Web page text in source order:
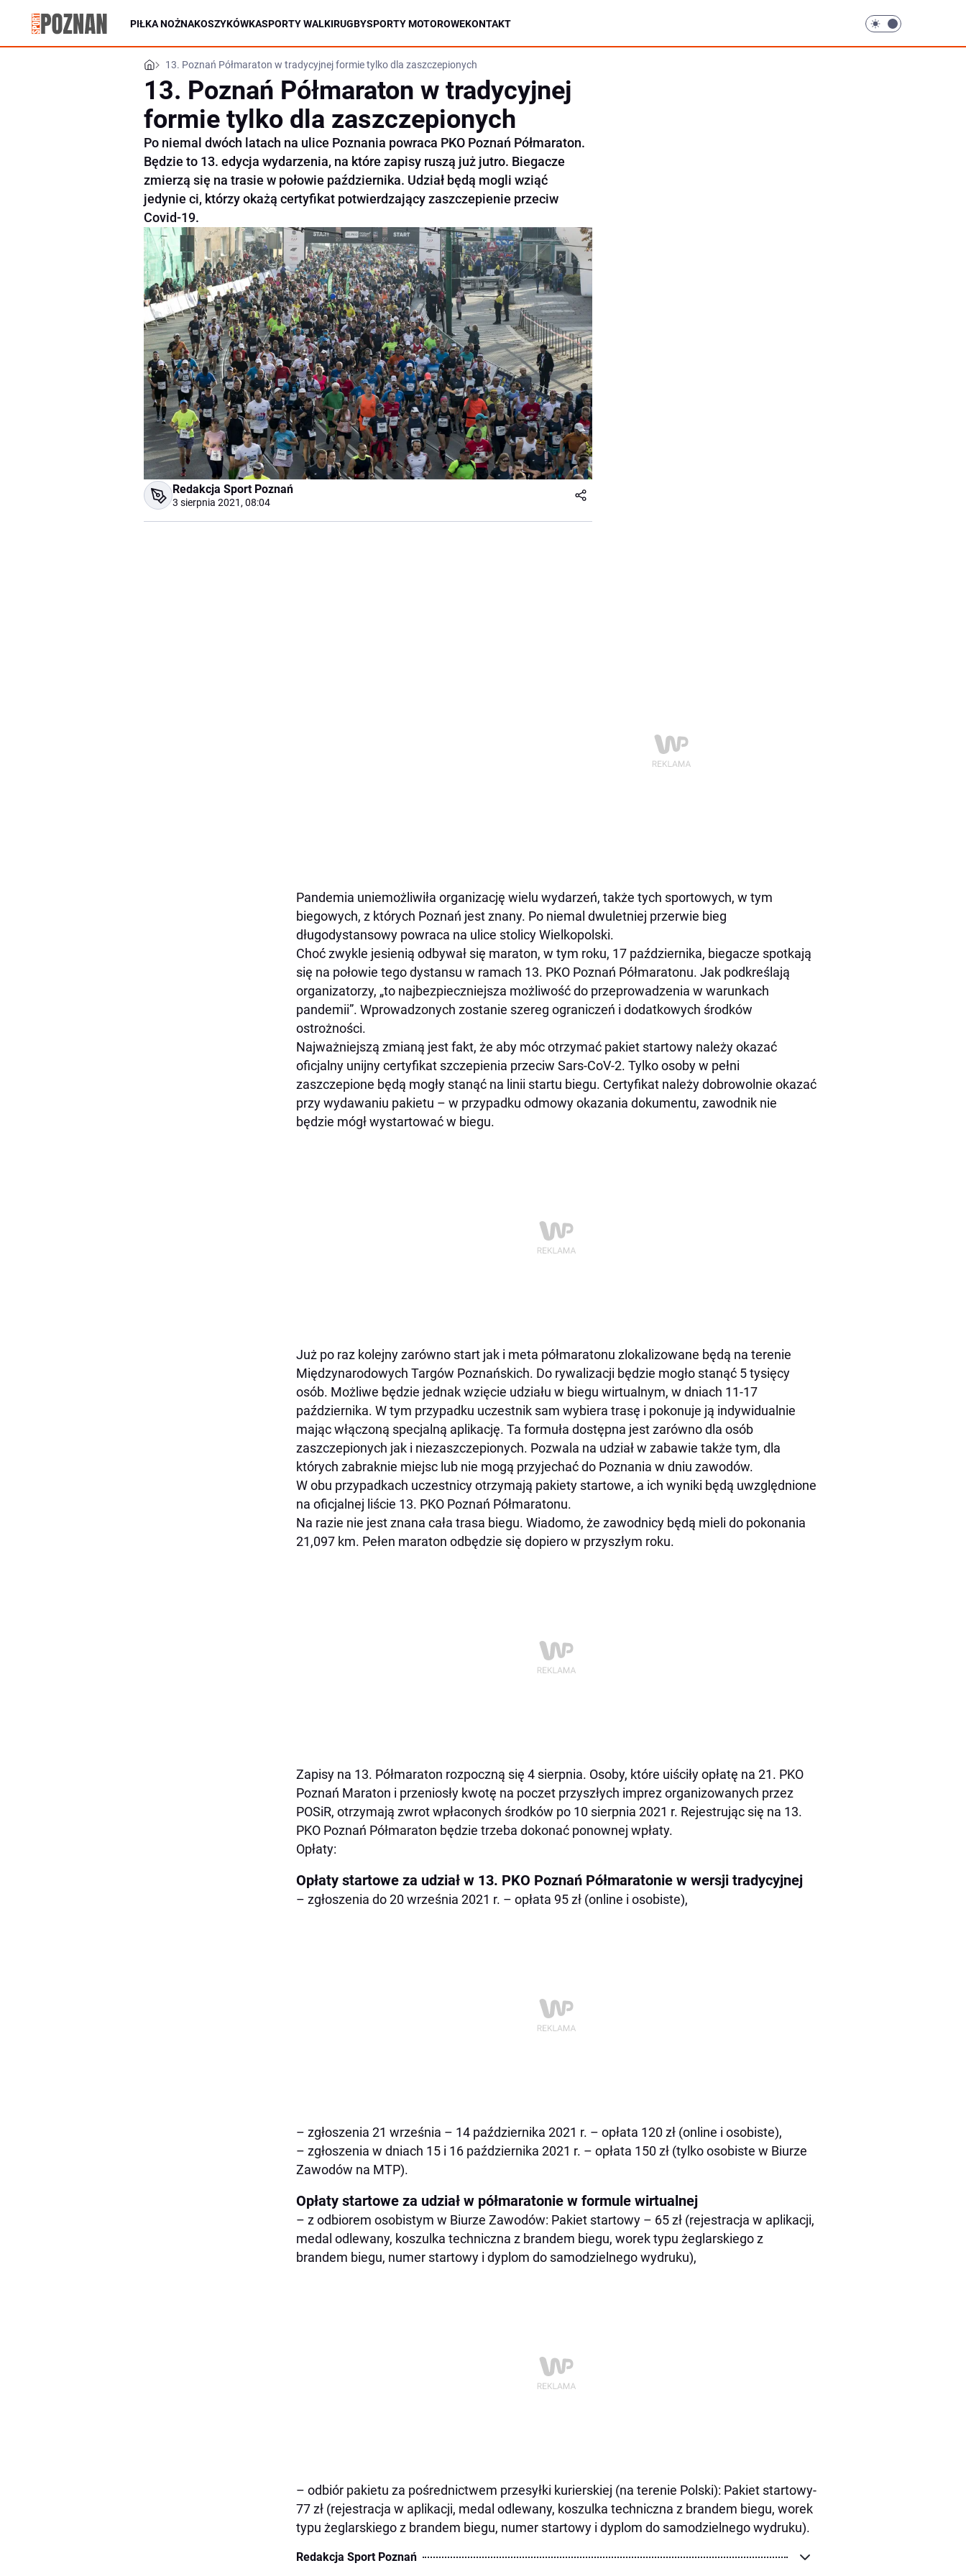
PIŁKA NOŻNAKOSZYKÓWKASPORTY WALKIRUGBYSPORTY MOTOROWEKONTAKT
13. Poznań Półmaraton w tradycyjnej formie tylko dla zaszczepionych
13. Poznań Półmaraton w tradycyjnej
formie tylko dla zaszczepionych
Po niemal dwóch latach na ulice Poznania powraca PKO Poznań Półmaraton.
Będzie to 13. edycja wydarzenia, na które zapisy ruszą już jutro. Biegacze
zmierzą się na trasie w połowie października. Udział będą mogli wziąć
jedynie ci, którzy okażą certyfikat potwierdzający zaszczepienie przeciw
Covid-19.
Redakcja Sport Poznań
3 sierpnia 2021, 08:04
Pandemia uniemożliwiła organizację wielu wydarzeń, także tych sportowych, w tym
biegowych, z których Poznań jest znany. Po niemal dwuletniej przerwie bieg
długodystansowy powraca na ulice stolicy Wielkopolski.
Choć zwykle jesienią odbywał się maraton, w tym roku, 17 października, biegacze spotkają
się na połowie tego dystansu w ramach 13. PKO Poznań Półmaratonu. Jak podkreślają
organizatorzy, „to najbezpieczniejsza możliwość do przeprowadzenia w warunkach
pandemii”. Wprowadzonych zostanie szereg ograniczeń i dodatkowych środków
ostrożności.
Najważniejszą zmianą jest fakt, że aby móc otrzymać pakiet startowy należy okazać
oficjalny unijny certyfikat szczepienia przeciw Sars-CoV-2. Tylko osoby w pełni
zaszczepione będą mogły stanąć na linii startu biegu. Certyfikat należy dobrowolnie okazać
przy wydawaniu pakietu – w przypadku odmowy okazania dokumentu, zawodnik nie
będzie mógł wystartować w biegu.
Już po raz kolejny zarówno start jak i meta półmaratonu zlokalizowane będą na terenie
Międzynarodowych Targów Poznańskich. Do rywalizacji będzie mogło stanąć 5 tysięcy
osób. Możliwe będzie jednak wzięcie udziału w biegu wirtualnym, w dniach 11-17
października. W tym przypadku uczestnik sam wybiera trasę i pokonuje ją indywidualnie
mając włączoną specjalną aplikację. Ta formuła dostępna jest zarówno dla osób
zaszczepionych jak i niezaszczepionych. Pozwala na udział w zabawie także tym, dla
których zabraknie miejsc lub nie mogą przyjechać do Poznania w dniu zawodów.
W obu przypadkach uczestnicy otrzymają pakiety startowe, a ich wyniki będą uwzględnione
na oficjalnej liście 13. PKO Poznań Półmaratonu.
Na razie nie jest znana cała trasa biegu. Wiadomo, że zawodnicy będą mieli do pokonania
21,097 km. Pełen maraton odbędzie się dopiero w przyszłym roku.
Zapisy na 13. Półmaraton rozpoczną się 4 sierpnia. Osoby, które uiściły opłatę na 21. PKO
Poznań Maraton i przeniosły kwotę na poczet przyszłych imprez organizowanych przez
POSiR, otrzymają zwrot wpłaconych środków po 10 sierpnia 2021 r. Rejestrując się na 13.
PKO Poznań Półmaraton będzie trzeba dokonać ponownej wpłaty.
Opłaty:
Opłaty startowe za udział w 13. PKO Poznań Półmaratonie w wersji tradycyjnej
– zgłoszenia do 20 września 2021 r. – opłata 95 zł (online i osobiste),
– zgłoszenia 21 września – 14 października 2021 r. – opłata 120 zł (online i osobiste),
– zgłoszenia w dniach 15 i 16 października 2021 r. – opłata 150 zł (tylko osobiste w Biurze
Zawodów na MTP).
Opłaty startowe za udział w półmaratonie w formule wirtualnej
– z odbiorem osobistym w Biurze Zawodów: Pakiet startowy – 65 zł (rejestracja w aplikacji,
medal odlewany, koszulka techniczna z brandem biegu, worek typu żeglarskiego z
brandem biegu, numer startowy i dyplom do samodzielnego wydruku),
– odbiór pakietu za pośrednictwem przesyłki kurierskiej (na terenie Polski): Pakiet startowy-
77 zł (rejestracja w aplikacji, medal odlewany, koszulka techniczna z brandem biegu, worek
typu żeglarskiego z brandem biegu, numer startowy i dyplom do samodzielnego wydruku).
Redakcja Sport Poznań